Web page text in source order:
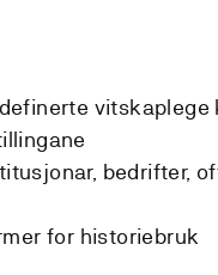
vitskaplege
bedrifter,
for historiebruk